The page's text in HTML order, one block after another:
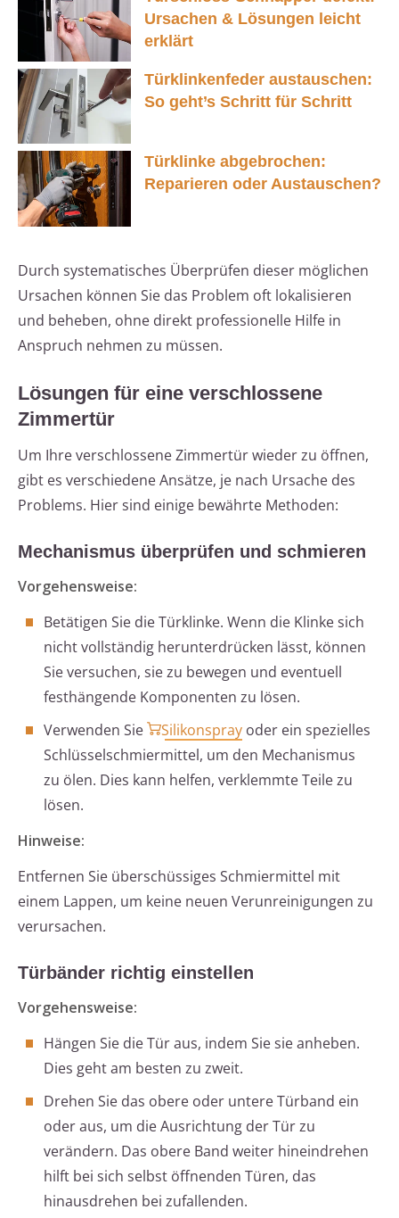
Ursachen & Lösungen leicht
erklärt
Türklinkenfeder austauschen:
So geht’s Schritt für Schritt
Türklinke abgebrochen:
Reparieren oder Austauschen?
Durch systematisches Überprüfen dieser möglichen
Ursachen können Sie das Problem oft lokalisieren
und beheben, ohne direkt professionelle Hilfe in
Anspruch nehmen zu müssen.
Lösungen für eine verschlossene
Zimmertür
Um Ihre verschlossene Zimmertür wieder zu öffnen,
gibt es verschiedene Ansätze, je nach Ursache des
Problems. Hier sind einige bewährte Methoden:
Mechanismus überprüfen und schmieren
Vorgehensweise:
Betätigen Sie die Türklinke. Wenn die Klinke sich
nicht vollständig herunterdrücken lässt, können
Sie versuchen, sie zu bewegen und eventuell
festhängende Komponenten zu lösen.
Verwenden Sie
Silikonspray oder ein spezielles
Schlüsselschmiermittel, um den Mechanismus
zu ölen. Dies kann helfen, verklemmte Teile zu
lösen.
Hinweise:
Entfernen Sie überschüssiges Schmiermittel mit
einem Lappen, um keine neuen Verunreinigungen zu
verursachen.
Türbänder richtig einstellen
Vorgehensweise:
Hängen Sie die Tür aus, indem Sie sie anheben.
Dies geht am besten zu zweit.
Drehen Sie das obere oder untere Türband ein
oder aus, um die Ausrichtung der Tür zu
verändern. Das obere Band weiter hineindrehen
hilft bei sich selbst öffnenden Türen, das
hinausdrehen bei zufallenden.